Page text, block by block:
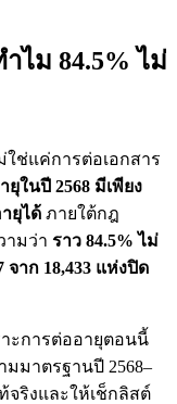
ไม 84.5% ไม่
ช่แค่การต่อเอกสาร
ยุในปี 2568 มีเพียง
ยุได้ ภายใต้กฎ
ามว่า ราว 84.5% ไม่
จาก 18,433 แห่งปิด
ะการต่ออายุตอนนี้
มมาตรฐานปี 2568–
จริงและให้เช็กลิสต์